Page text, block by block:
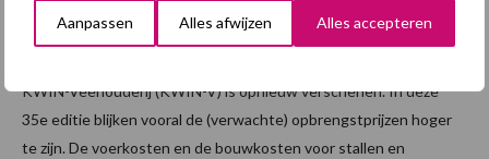
Aanpassen Alles afwijzen Alles accepteren
saldi
KWIN-Veehouderij (KWIN-V) is opnieuw verschenen. In deze
35e editie blijken vooral de (verwachte) opbrengstprijzen hoger
te zijn. De voerkosten en de bouwkosten voor stallen en